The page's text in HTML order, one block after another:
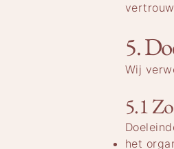
5.
Wij
5.1
het